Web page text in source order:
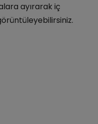
ayırarak iç